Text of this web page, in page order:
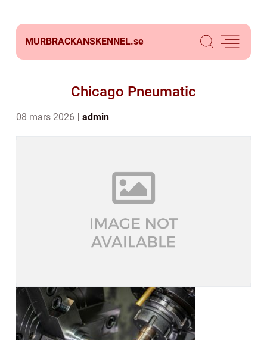
MURBRACKANSKENNEL.se
Chicago Pneumatic
08 mars 2026 admin